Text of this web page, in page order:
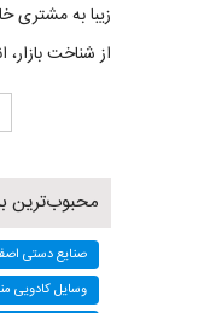
زیبا به مشتری
از شناخت
محبوب‌ترین
صنایع دستی
وسایل کادویی